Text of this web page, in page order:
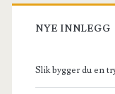
NYE INNLEGG
Slik bygger du en